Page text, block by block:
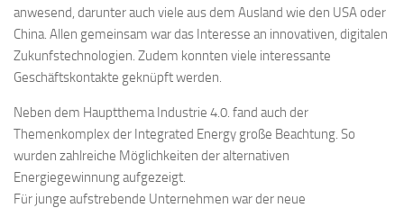
anwesend, darunter auch viele aus dem Ausland wie den USA oder
China. Allen gemeinsam war das Interesse an innovativen, digitalen
Zukunfstechnologien. Zudem konnten viele interessante
Geschäftskontakte geknüpft werden.
Neben dem Hauptthema Industrie 4.0. fand auch der
Themenkomplex der Integrated Energy große Beachtung. So
wurden zahlreiche Möglichkeiten der alternativen
Energiegewinnung aufgezeigt.
Für junge aufstrebende Unternehmen war der neue